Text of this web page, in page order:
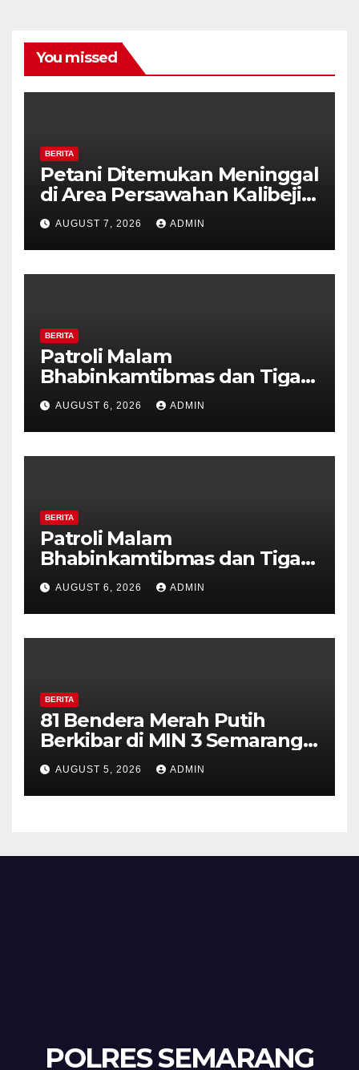
You missed
BERITA
Petani Ditemukan Meninggal
di Area Persawahan Kalibeji,
Polisi Pastikan Tidak Ada
Tanda Kekerasan
AUGUST 7, 2026 ADMIN
BERITA
Patroli Malam
Bhabinkamtibmas dan Tiga
Pilar Kelurahan Ungaran
Perkuat Kamtibmas, Warga
Diajak Aktifkan Ronda
AUGUST 6, 2026 ADMIN
BERITA
Patroli Malam
Bhabinkamtibmas dan Tiga
Pilar Kelurahan Ungaran
Perkuat Kamtibmas, Warga
Diajak Aktifkan Ronda
AUGUST 6, 2026 ADMIN
BERITA
81 Bendera Merah Putih
Berkibar di MIN 3 Semarang,
Bhabinkamtibmas Desa
Timpik Hadiri Peringatan
HUT ke-81 Kemerdekaan RI
AUGUST 5, 2026 ADMIN
POLRES SEMARANG